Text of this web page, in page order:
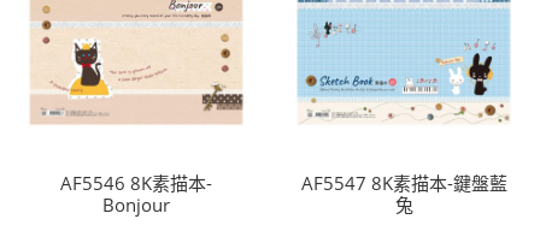
AF5546 8K素描本-
Bonjour
AF5547 8K素描本-鍵盤藍
兔